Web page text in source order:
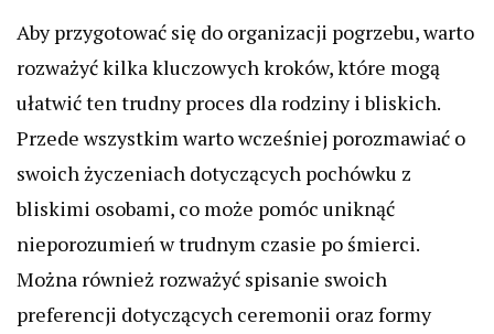
Aby przygotować się do organizacji pogrzebu, warto
rozważyć kilka kluczowych kroków, które mogą
ułatwić ten trudny proces dla rodziny i bliskich.
Przede wszystkim warto wcześniej porozmawiać o
swoich życzeniach dotyczących pochówku z
bliskimi osobami, co może pomóc uniknąć
nieporozumień w trudnym czasie po śmierci.
Można również rozważyć spisanie swoich
preferencji dotyczących ceremonii oraz formy